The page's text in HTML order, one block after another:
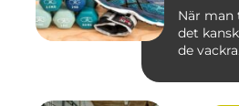
När man
det
de